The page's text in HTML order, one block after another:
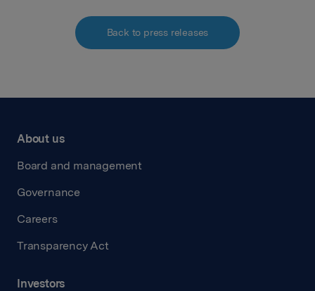
Back to press releases
About us
Board and management
Governance
Careers
Transparency Act
Investors